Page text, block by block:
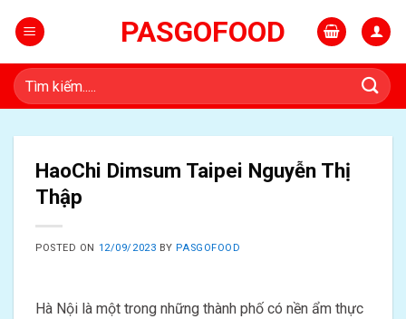
PASGOFOOD
Tìm
kiếm:
HaoChi Dimsum Taipei Nguyễn Thị
Thập
POSTED ON 12/09/2023 BY PASGOFOOD
Hà Nội là một trong những thành phố có nền ẩm thực